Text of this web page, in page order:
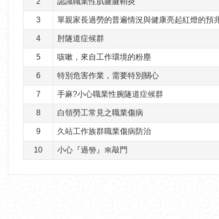
3 單親家長過勞的普遍情況與健康亮起紅燈的預
4 肘隧道症候群
5 咳嗽，來自工作環境的粉塵
6 特別危害作業，需要特別關心
7 手麻?小心職業性腕隧道症候群
8 白領勞工常見之職業傷病
9 久站工作族群職業傷病防治
10 小心『過勞』來敲門